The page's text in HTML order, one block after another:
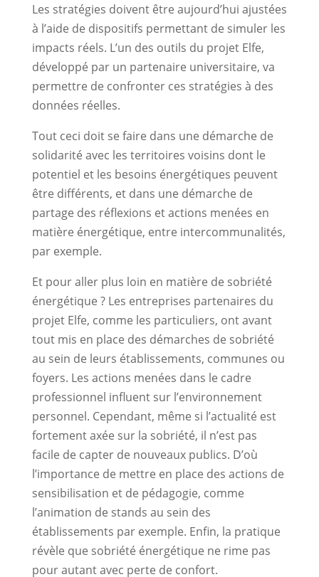
Les stratégies doivent être aujourd’hui ajustées
à l’aide de dispositifs permettant de simuler les
impacts réels. L’un des outils du projet Elfe,
développé par un partenaire universitaire, va
permettre de confronter ces stratégies à des
données réelles.
Tout ceci doit se faire dans une démarche de
solidarité avec les territoires voisins dont le
potentiel et les besoins énergétiques peuvent
être différents, et dans une démarche de
partage des réflexions et actions menées en
matière énergétique, entre intercommunalités,
par exemple.
Et pour aller plus loin en matière de sobriété
énergétique ? Les entreprises partenaires du
projet Elfe, comme les particuliers, ont avant
tout mis en place des démarches de sobriété
au sein de leurs établissements, communes ou
foyers. Les actions menées dans le cadre
professionnel influent sur l’environnement
personnel. Cependant, même si l’actualité est
fortement axée sur la sobriété, il n’est pas
facile de capter de nouveaux publics. D’où
l’importance de mettre en place des actions de
sensibilisation et de pédagogie, comme
l’animation de stands au sein des
établissements par exemple. Enfin, la pratique
révèle que sobriété énergétique ne rime pas
pour autant avec perte de confort.